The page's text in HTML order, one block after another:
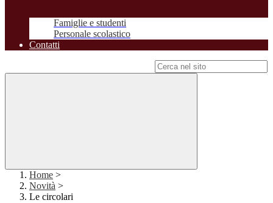
Famiglie e studenti
Personale scolastico
Contatti
Home >
Novità >
Le circolari